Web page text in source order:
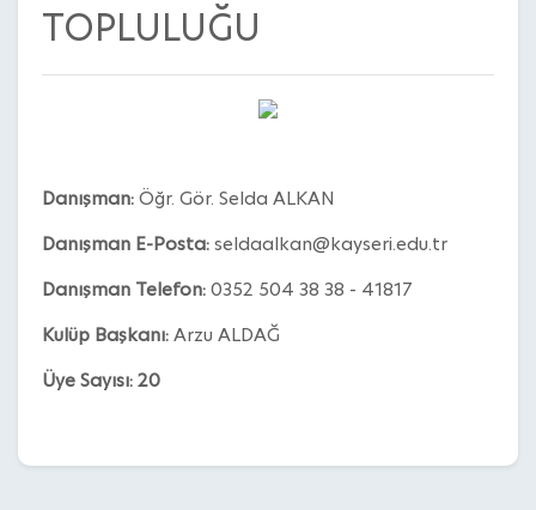
TOPLULUĞU
Danışman:Öğr. Gör. Selda ALKAN
Danışman E-Posta:seldaalkan@kayseri.edu.tr
Danışman Telefon:0352 504 38 38 - 41817
Kulüp Başkanı:Arzu ALDAĞ
Üye Sayısı: 20